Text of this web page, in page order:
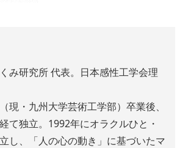
み研究所 代表。日本感性工学会理
現・九州大学芸術工学部）卒業後、
て独立。1992年にオラクルひと・
し、「人の心の動き」に基づいたマ